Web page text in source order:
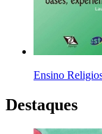
Ensino
Destaques